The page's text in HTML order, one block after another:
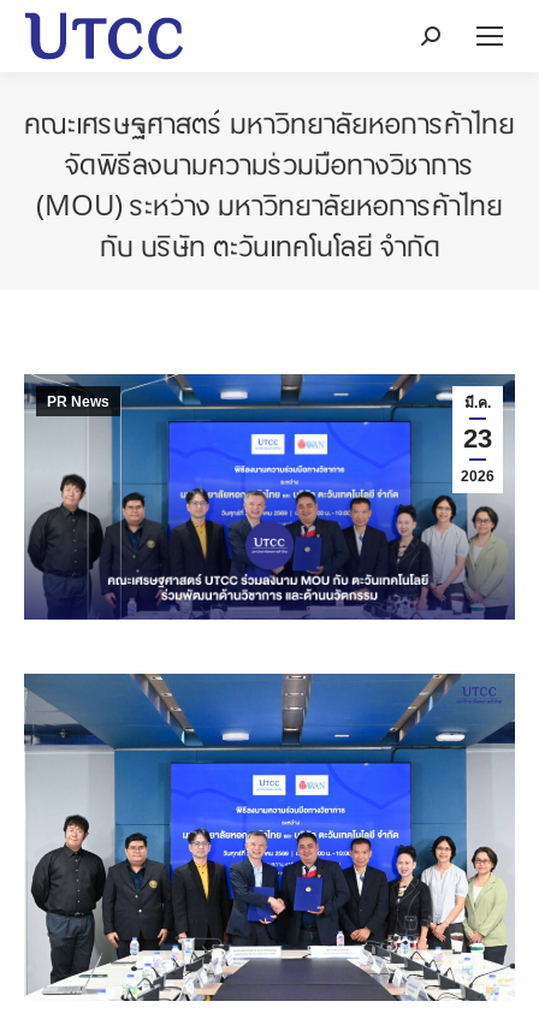
Search:
คณะเศรษฐศาสตร์ มหาวิทยาลัยหอการค้าไทย
จัดพิธีลงนามความร่วมมือทางวิชาการ
(MOU) ระหว่าง มหาวิทยาลัยหอการค้าไทย
กับ บริษัท ตะวันเทคโนโลยี จำกัด
มี.ค.
23
2026
PR News